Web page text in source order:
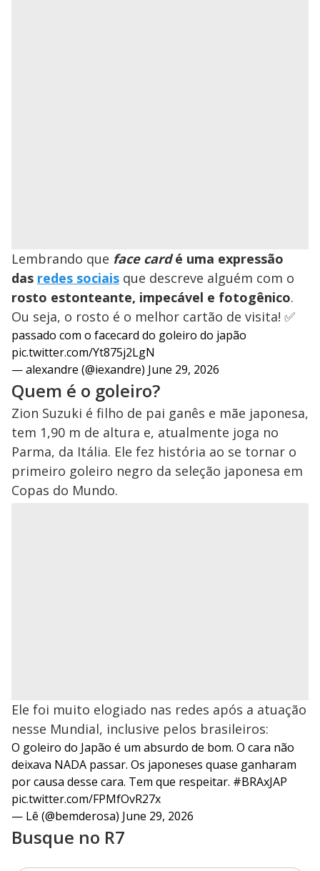
Lembrando que face cardé uma expressão
das redes sociais que descreve alguém com o
rosto estonteante, impecável e fotogênico.
Ou seja, o rosto é o melhor cartão de visita! ✅
passado com o facecard do goleiro do japão
pic.twitter.com/Yt875j2LgN
— alexandre (@iexandre) June 29, 2026
Quem é o goleiro?
Zion Suzuki é filho de pai ganês e mãe japonesa,
tem 1,90 m de altura e, atualmente joga no
Parma, da Itália. Ele fez história ao se tornar o
primeiro goleiro negro da seleção japonesa em
Copas do Mundo.
Ele foi muito elogiado nas redes após a atuação
nesse Mundial, inclusive pelos brasileiros:
O goleiro do Japão é um absurdo de bom. O cara não
deixava NADA passar. Os japoneses quase ganharam
por causa desse cara. Tem que respeitar. #BRAxJAP
pic.twitter.com/FPMfOvR27x
— Lê (@bemderosa) June 29, 2026
Busque no R7